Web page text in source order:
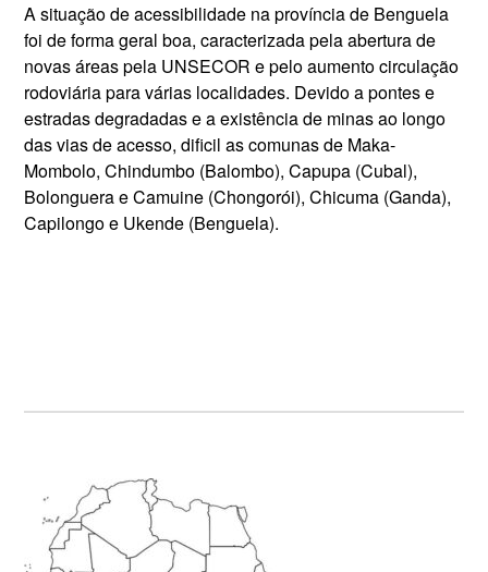
A situação de acessibilidade na província de Benguela
foi de forma geral boa, caracterizada pela abertura de
novas áreas pela UNSECOR e pelo aumento circulação
rodoviária para várias localidades. Devido a pontes e
estradas degradadas e a existência de minas ao longo
das vias de acesso, dificil as comunas de Maka-
Mombolo, Chindumbo (Balombo), Capupa (Cubal),
Bolonguera e Camuine (Chongorói), Chicuma (Ganda),
Capilongo e Ukende (Benguela).
Primary
Sidebar